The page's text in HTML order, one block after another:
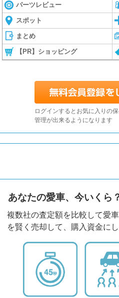
パーツレビュー
スポット
まとめ
【PR】ショッピング
ログインするとお気に入りの
管理が出来るようになります
あなたの愛車、今いくら
複数社の査定額を比較して愛
を賢く売却して、購入資金に